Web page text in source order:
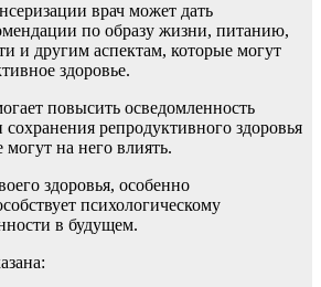
врач может дать
по образу жизни, питанию,
и другим аспектам, которые могут
здоровье.
повысить осведомленность
репродуктивного здоровья
на него влиять.
здоровья, особенно
психологическому
в будущем.